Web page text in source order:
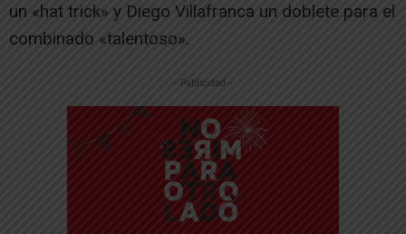
un «hat trick» y Diego Villafranca un doblete para el
combinado «talentoso».
-- Publicidad --